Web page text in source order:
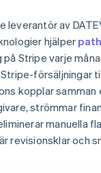
leverantör av
hjälper
Stripe varje
försäljningar
kopplar
strömmar
manuella
revisionsklar och